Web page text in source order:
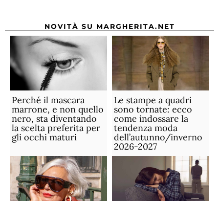
NOVITÀ SU MARGHERITA.NET
Perché il mascara
marrone, e non quello
nero, sta diventando
la scelta preferita per
gli occhi maturi
Le stampe a quadri
sono tornate: ecco
come indossare la
tendenza moda
dell’autunno/inverno
2026-2027